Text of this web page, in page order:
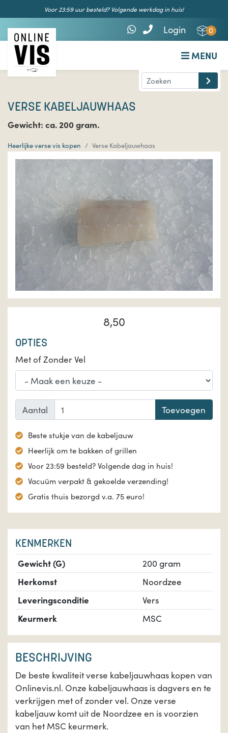
Voor 23:59 uur besteld? Volgende werkdag in huis!
Login 0
MENU
VERSE KABELJAUWHAAS
Gewicht: ca. 200 gram.
Heerlijke verse vis kopen Verse Kabeljauwhaas
8,50
OPTIES
Met of Zonder Vel
Aantal Toevoegen
Beste stukje van de kabeljauw
Heerlijk om te bakken of grillen
Voor 23:59 besteld? Volgende dag in huis!
Vacuüm verpakt & gekoelde verzending!
Gratis thuis bezorgd v.a. 75 euro!
KENMERKEN
Gewicht (G)
200 gram
Herkomst
Noordzee
Leveringsconditie
Vers
Keurmerk
MSC
BESCHRIJVING
De beste kwaliteit verse kabeljauwhaas kopen van
Onlinevis.nl. Onze kabeljauwhaas is dagvers en te
verkrijgen met of zonder vel. Onze verse
kabeljauw komt uit de Noordzee en is voorzien
van het MSC keurmerk.